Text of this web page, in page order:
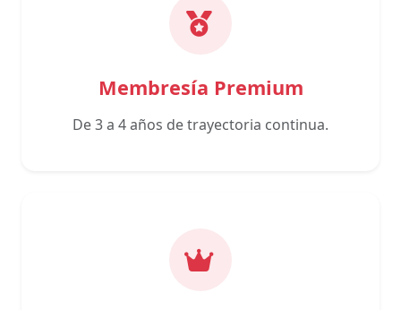
Membresía Premium
De 3 a 4 años de trayectoria continua.